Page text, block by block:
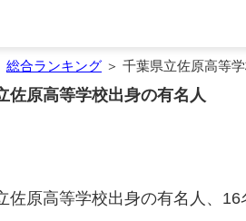
総合ランキング ＞ 千葉県立佐原高等
佐原高等学校出身の有名人
佐原高等学校出身の有名人、